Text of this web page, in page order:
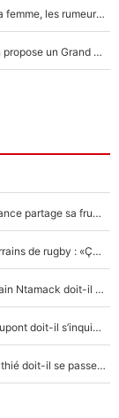
F1 : Charles Leclerc surpris par les paparazzis avec sa femme, les rumeurs étaient vraies !
Comme pour le final du Tour de France, Esteban Ocon propose un Grand Prix de Formule 1 à Paris : «Autour de l’Arc de Triomphe, ce serait génial» !
Mis de côté par Fabien Galthié, un joueur du XV de France partage sa frustration : «ils ne me l’ont pas dit tout de suite»
La raison d'être de Matthieu Jalibert en dehors des terrains de rugby : «Ça m'atteint autant que si tu touches à un membre de ma famille»
XV de France - Matthieu Jalibert a tout changé : Romain Ntamack doit-il s’inquiéter pour sa place à un an de la Coupe du monde ?
«Le XV de France est meilleur avec Lucu» : Antoine Dupont doit-il s’inquiéter pour sa place ?
Le XV de France a trouvé son remplaçant : Fabien Galthié doit-il se passer d'Antoine Dupont ?